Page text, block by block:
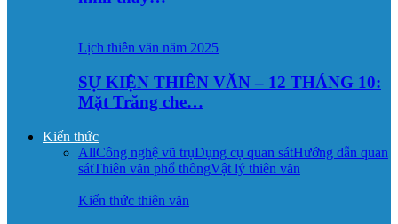
Lịch thiên văn năm 2025
SỰ KIỆN THIÊN VĂN – 12 THÁNG 10:
Mặt Trăng che…
Kiến thức
AllCông nghệ vũ trụDụng cụ quan sátHướng dẫn quan
sátThiên văn phổ thôngVật lý thiên văn
Kiến thức thiên văn